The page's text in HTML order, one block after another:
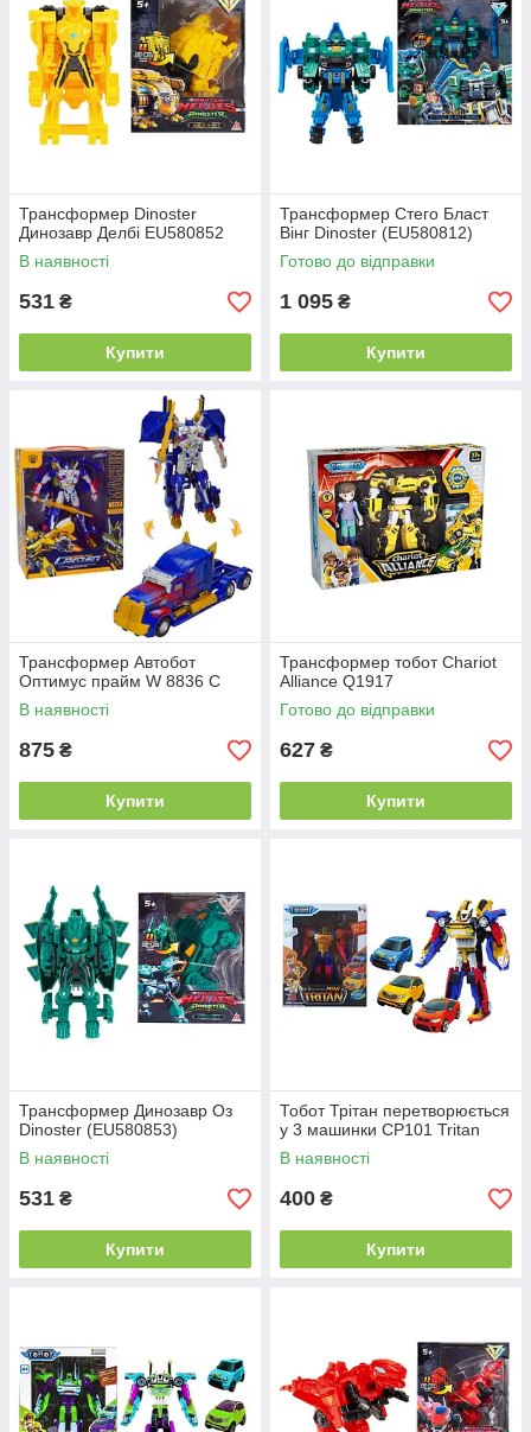
Трансформер Dinoster
Динозавр Делбі EU580852
В наявності
531 ₴
Купити
Трансформер Стего Бласт
Вінг Dinoster (EU580812)
Готово до відправки
1 095 ₴
Купити
Трансформер Автобот
Оптимус прайм W 8836 C
В наявності
875 ₴
Купити
Трансформер тобот Chariot
Alliance Q1917
Готово до відправки
627 ₴
Купити
Трансформер Динозавр Оз
Dinoster (EU580853)
В наявності
531 ₴
Купити
Тобот Трітан перетворюється
у 3 машинки CP101 Tritan
В наявності
400 ₴
Купити